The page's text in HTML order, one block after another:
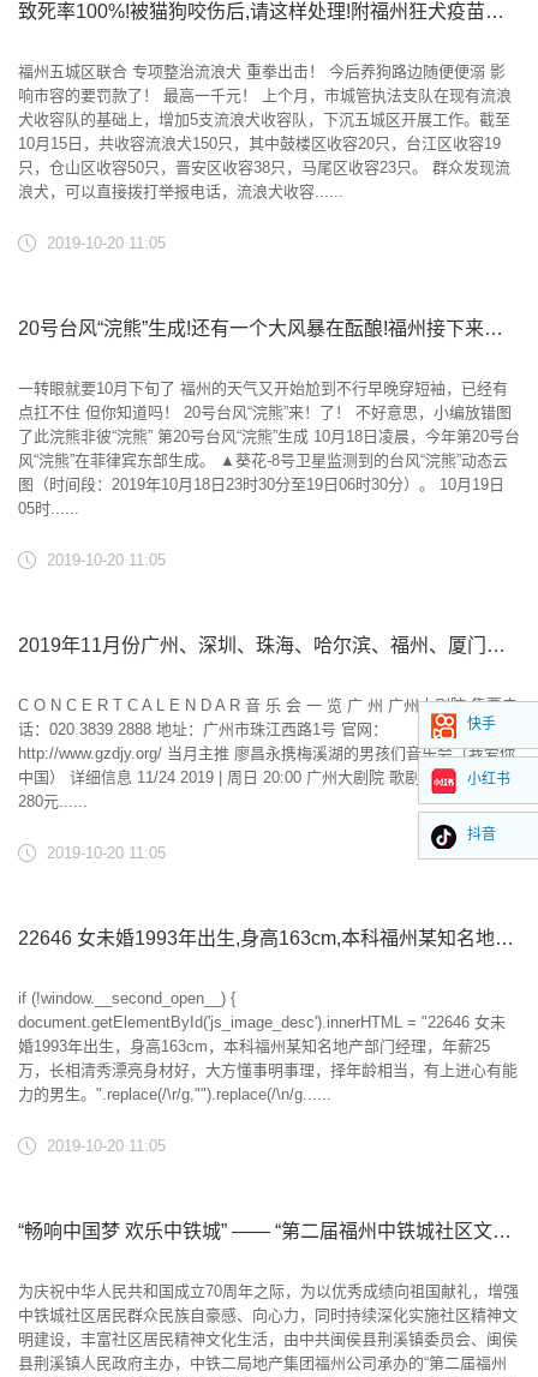
致死率100%!被猫狗咬伤后,请这样处理!附福州狂犬疫苗注射点
福州五城区联合 专项整治流浪犬 重拳出击！ 今后养狗路边随便便溺 影
响市容的要罚款了！ 最高一千元！ 上个月，市城管执法支队在现有流浪
犬收容队的基础上，增加5支流浪犬收容队，下沉五城区开展工作。截至
10月15日，共收容流浪犬150只，其中鼓楼区收容20只，台江区收容19
只，仓山区收容50只，晋安区收容38只，马尾区收容23只。 群众发现流
浪犬，可以直接拨打举报电话，流浪犬收容......
2019-10-20 11:05
20号台风“浣熊”生成!还有一个大风暴在酝酿!福州接下来……
一转眼就要10月下旬了 福州的天气又开始尬到不行早晚穿短袖，已经有
点扛不住 但你知道吗！ 20号台风“浣熊”来！了！ 不好意思，小编放错图
了此浣熊非彼“浣熊” 第20号台风“浣熊”生成 10月18日凌晨，今年第20号台
风“浣熊”在菲律宾东部生成。 ▲葵花-8号卫星监测到的台风“浣熊”动态云
图（时间段：2019年10月18日23时30分至19日06时30分）。 10月19日
05时......
2019-10-20 11:05
2019年11月份广州、深圳、珠海、哈尔滨、福州、厦门音乐会精选推荐
C O N C E R T C A L E N D A R 音 乐 会 一 览 广 州 广州大剧院 售票电
话：020 3839 2888 地址：广州市珠江西路1号 官网：
http://www.gzdjy.org/ 当月主推 廖昌永携梅溪湖的男孩们音乐会（我爱你
中国） 详细信息 11/24 2019 | 周日 20:00 广州大剧院 歌剧厅 演出票价：
280元......
2019-10-20 11:05
22646 女未婚1993年出生,身高163cm,本科福州某知名地产部门经理,年薪25万,长相清秀漂亮身材好,大方懂事明事理,择年龄相当,有上进心有能力的男生.
if (!window.__second_open__) {
document.getElementById('js_image_desc').innerHTML = "22646 女未
婚1993年出生，身高163cm，本科福州某知名地产部门经理，年薪25
万，长相清秀漂亮身材好，大方懂事明事理，择年龄相当，有上进心有能
力的男生。".replace(/\r/g,"").replace(/\n/g......
2019-10-20 11:05
“畅响中国梦 欢乐中铁城” —— “第二届福州中铁城社区文化节”活动成功启动
为庆祝中华人民共和国成立70周年之际，为以优秀成绩向祖国献礼，增强
中铁城社区居民群众民族自豪感、向心力，同时持续深化实施社区精神文
明建设，丰富社区居民精神文化生活，由中共闽侯县荆溪镇委员会、闽侯
县荆溪镇人民政府主办，中铁二局地产集团福州公司承办的“第二届福州
快手
小红书
抖音